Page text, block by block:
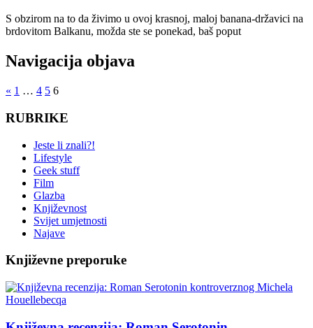
S obzirom na to da živimo u ovoj krasnoj, maloj banana-državici na
brdovitom Balkanu, možda ste se ponekad, baš poput
Navigacija objava
« 1 … 4 5 6
RUBRIKE
Jeste li znali?!
Lifestyle
Geek stuff
Film
Glazba
Književnost
Svijet umjetnosti
Najave
Književne preporuke